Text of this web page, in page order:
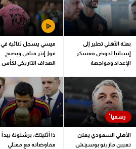
بعثة الأهلي تطير إلى
إسبانيا لخوض معسكر
الإعداد ومواجهة
برشلونة
ميسي يسجل ثنائية في
فوز إنتر ميامي ويصبح
الهداف التاريخي لكأس
الأهلي السعودي يعلن
تعيين مارينو بوسيتش
ذا أثليتك: برشلونة يبدأ
مفاوضاته مع ممثلي